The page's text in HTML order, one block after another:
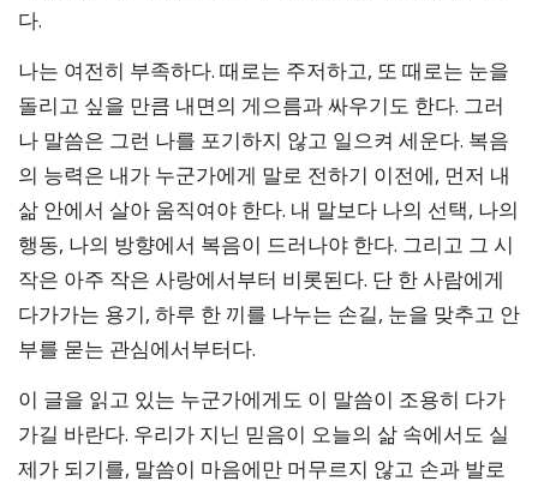
다.
나는 여전히 부족하다. 때로는 주저하고, 또 때로는 눈을
돌리고 싶을 만큼 내면의 게으름과 싸우기도 한다. 그러
나 말씀은 그런 나를 포기하지 않고 일으켜 세운다. 복음
의 능력은 내가 누군가에게 말로 전하기 이전에, 먼저 내
삶 안에서 살아 움직여야 한다. 내 말보다 나의 선택, 나의
행동, 나의 방향에서 복음이 드러나야 한다. 그리고 그 시
작은 아주 작은 사랑에서부터 비롯된다. 단 한 사람에게
다가가는 용기, 하루 한 끼를 나누는 손길, 눈을 맞추고 안
부를 묻는 관심에서부터다.
이 글을 읽고 있는 누군가에게도 이 말씀이 조용히 다가
가길 바란다. 우리가 지닌 믿음이 오늘의 삶 속에서도 실
제가 되기를, 말씀이 마음에만 머무르지 않고 손과 발로